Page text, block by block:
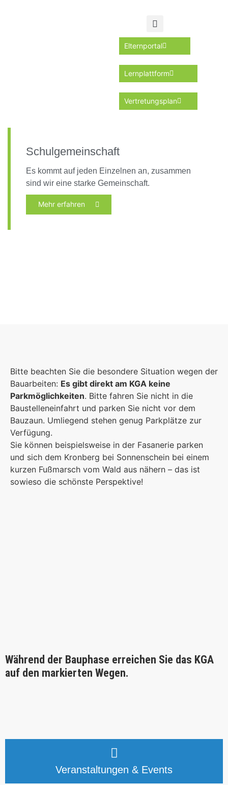
Elternportal
Lernplattform
Vertretungsplan
Schulgemeinschaft
Es kommt auf jeden Einzelnen an, zusammen
sind wir eine starke Gemeinschaft.
Mehr erfahren
Bitte beachten Sie die besondere Situation wegen der
Bauarbeiten: Es gibt direkt am KGA keine
Parkmöglichkeiten. Bitte fahren Sie nicht in die
Baustelleneinfahrt und parken Sie nicht vor dem
Bauzaun. Umliegend stehen genug Parkplätze zur
Verfügung.
Sie können beispielsweise in der Fasanerie parken
und sich dem Kronberg bei Sonnenschein bei einem
kurzen Fußmarsch vom Wald aus nähern – das ist
sowieso die schönste Perspektive!
Während der Bauphase erreichen Sie das KGA
auf den markierten Wegen.
Veranstaltungen & Events